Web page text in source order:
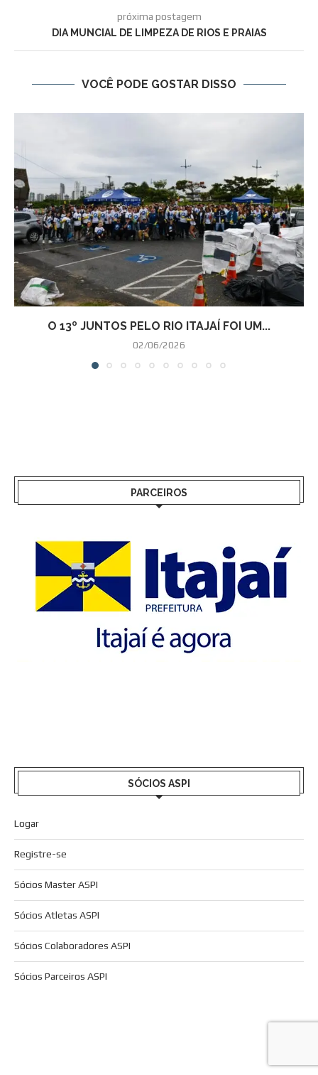
próxima postagem
DIA MUNCIAL DE LIMPEZA DE RIOS E PRAIAS
VOCÊ PODE GOSTAR DISSO
O 13º JUNTOS PELO RIO ITAJAÍ FOI UM...
02/06/2026
PARCEIROS
SÓCIOS ASPI
Logar
Registre-se
Sócios Master ASPI
Sócios Atletas ASPI
Sócios Colaboradores ASPI
Sócios Parceiros ASPI